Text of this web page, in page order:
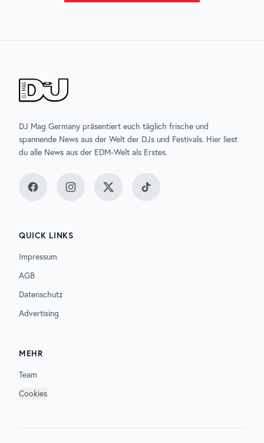
DJ Mag Germany präsentiert euch täglich frische und
spannende News aus der Welt der DJs und Festivals. Hier liest
du alle News aus der EDM-Welt als Erstes.
FacebookInstagramTwitter TikTok
QUICK LINKS
Impressum
AGB
Datenschutz
Advertising
MEHR
Team
Cookies